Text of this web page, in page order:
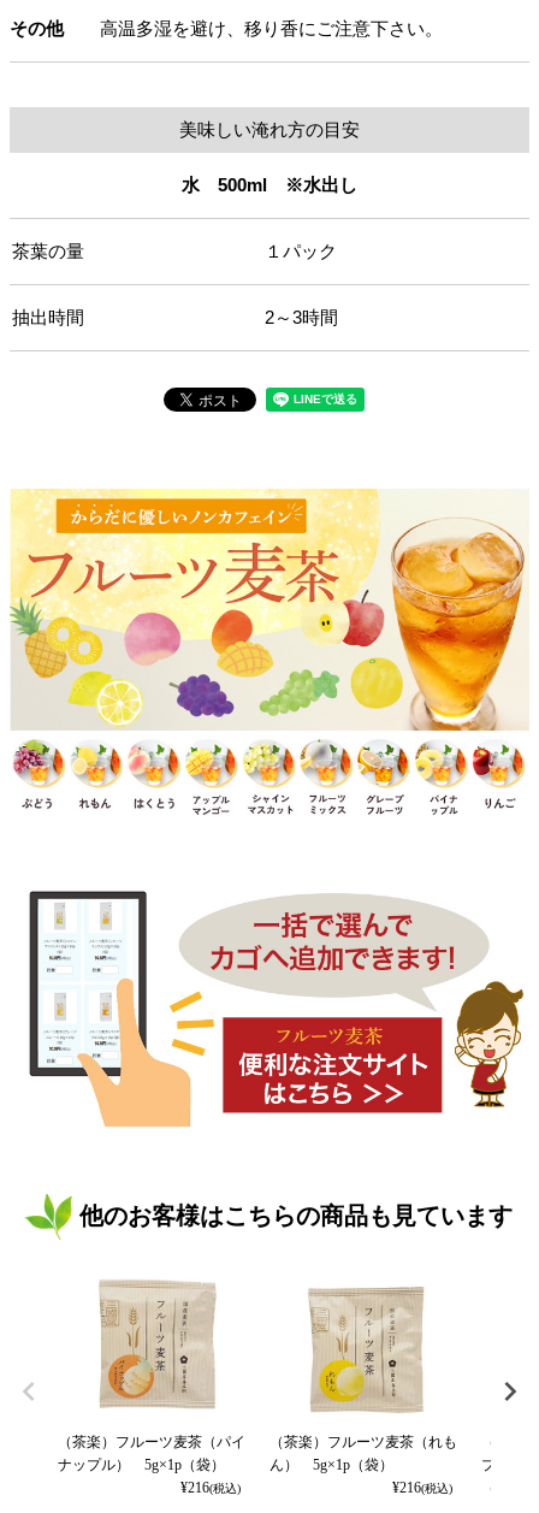
その他 高温多湿を避け、移り香にご注意下さい。
美味しい淹れ方の目安
水 500ml ※水出し
茶葉の量 １パック
抽出時間 2～3時間
他のお客様はこちらの商品も見ています
（茶楽）フルーツ麦茶（パイ
ナップル） 5g×1p（袋）
¥216(税込)
（茶楽）フルーツ麦茶（れも
ん） 5g×1p（袋）
¥216(税込)
（茶楽
プルマ
（袋）